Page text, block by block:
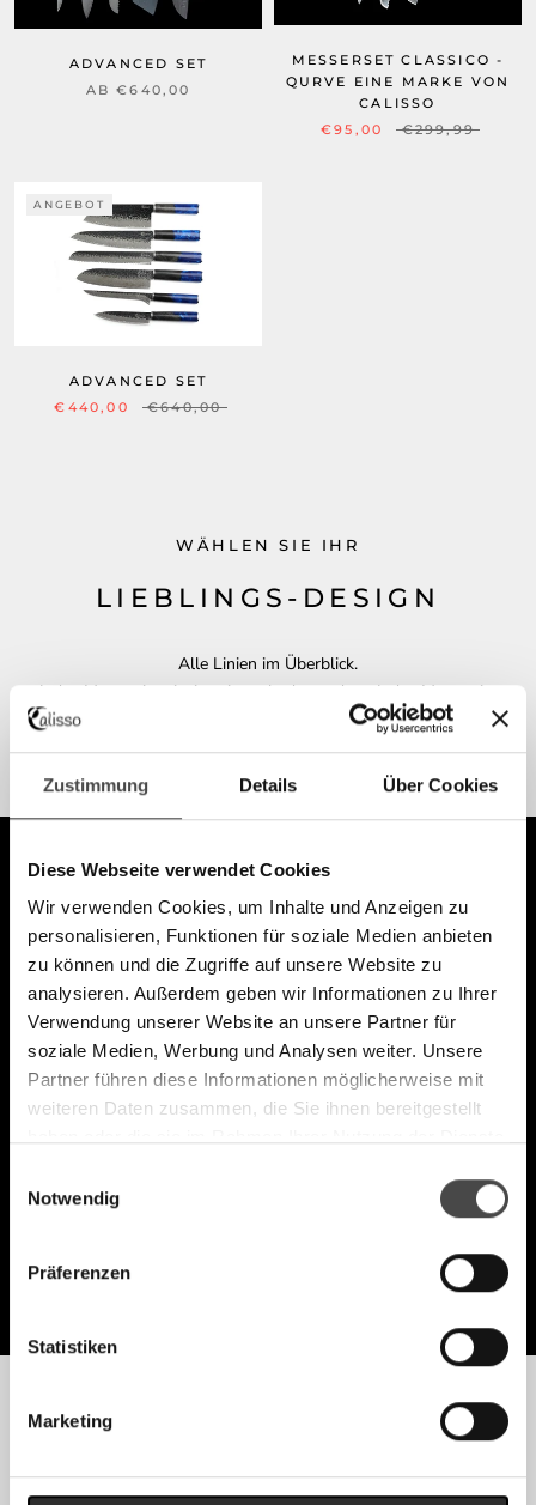
Zustimmung Details Über Cookies
Diese Webseite verwendet Cookies
Wir verwenden Cookies, um Inhalte und Anzeigen zu
personalisieren, Funktionen für soziale Medien anbieten
zu können und die Zugriffe auf unsere Website zu
analysieren. Außerdem geben wir Informationen zu Ihrer
Verwendung unserer Website an unsere Partner für
soziale Medien, Werbung und Analysen weiter. Unsere
Partner führen diese Informationen möglicherweise mit
weiteren Daten zusammen, die Sie ihnen bereitgestellt
Notwendig
Präferenzen
Statistiken
Marketing
ADVANCED SET
AB €640,00
MESSERSET CLASSICO -
QURVE EINE MARKE VON
CALISSO
€95,00
€299,99
ANGEBOT
ADVANCED SET
€440,00
€640,00
WÄHLEN SIE IHR
LIEBLINGS-DESIGN
Alle Linien im Überblick.
Jedes Messer ist einzigartiger als das andere. Jedes Messer ist
AB 210€
MESSER-ZUBEHÖR